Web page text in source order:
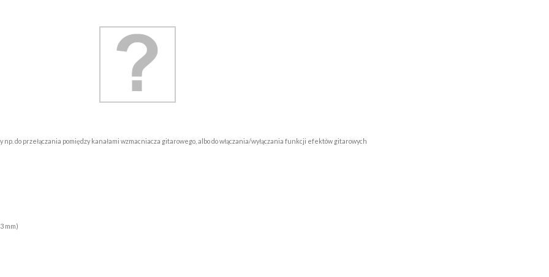
do przełączania pomiędzy kanałami wzmacniacza gitarowego, albo do włączania/wyłączania funkcji efektów gitarowych
mm)